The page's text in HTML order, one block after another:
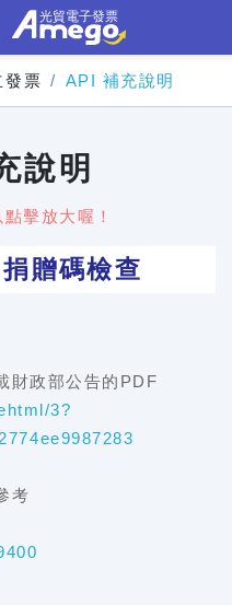
發票 API 補充說明
說明
擊放大喔！
贈碼檢查
財政部公告的PDF
3?
考